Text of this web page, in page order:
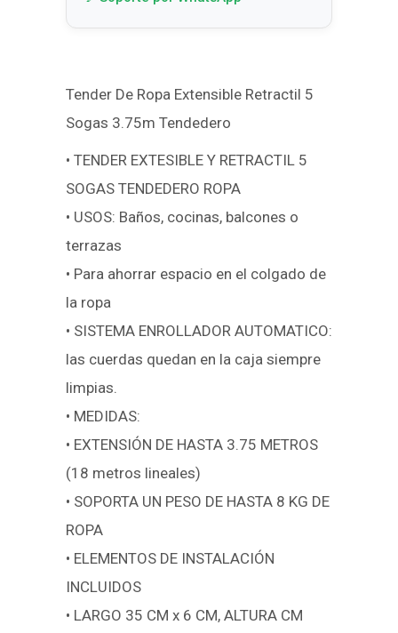
Tender De Ropa Extensible Retractil 5
Sogas 3.75m Tendedero
• TENDER EXTESIBLE Y RETRACTIL 5
SOGAS TENDEDERO ROPA
• USOS: Baños, cocinas, balcones o
terrazas
• Para ahorrar espacio en el colgado de
la ropa
• SISTEMA ENROLLADOR AUTOMATICO:
las cuerdas quedan en la caja siempre
limpias.
• MEDIDAS:
• EXTENSIÓN DE HASTA 3.75 METROS
(18 metros lineales)
• SOPORTA UN PESO DE HASTA 8 KG DE
ROPA
• ELEMENTOS DE INSTALACIÓN
INCLUIDOS
• LARGO 35 CM x 6 CM, ALTURA CM